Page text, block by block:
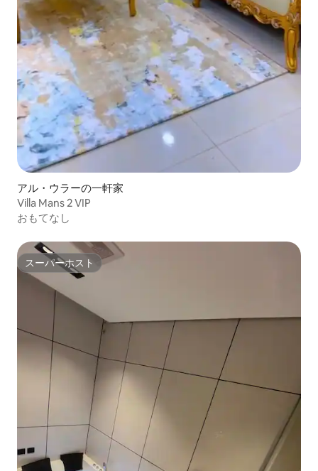
アル・ウラーの一軒家
Villa Mans 2 VIP
おもてなし
スーパーホスト
スーパーホスト